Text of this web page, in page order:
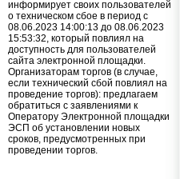
информирует своих пользователей
о техническом сбое в период с
08.06.2023 14:00:13 до 08.06.2023
15:53:32, который повлиял на
доступность для пользователей
сайта электронной площадки.
Организаторам торгов (в случае,
если технический сбой повлиял на
проведение торгов): предлагаем
обратиться с заявлениями к
Оператору Электронной площадки
ЭСП об установлении новых
сроков, предусмотренных при
проведении торгов.